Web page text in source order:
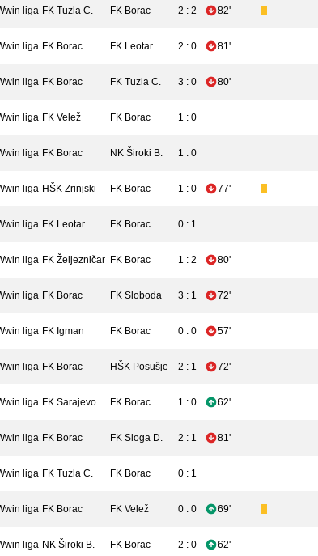
liga FK Tuzla C. FK Borac 2 : 2 82'
liga FK Borac FK Leotar 2 : 0 81'
liga FK Borac FK Tuzla C. 3 : 0 80'
liga FK Velež FK Borac 1 : 0
liga FK Borac NK Široki B. 1 : 0
liga HŠK Zrinjski FK Borac 1 : 0 77'
liga FK Leotar FK Borac 0 : 1
liga FK Željezničar FK Borac 1 : 2 80'
liga FK Borac FK Sloboda 3 : 1 72'
liga FK Igman FK Borac 0 : 0 57'
liga FK Borac HŠK Posušje 2 : 1 72'
liga FK Sarajevo FK Borac 1 : 0 62'
liga FK Borac FK Sloga D. 2 : 1 81'
liga FK Tuzla C. FK Borac 0 : 1
liga FK Borac FK Velež 0 : 0 69'
liga NK Široki B. FK Borac 2 : 0 62'